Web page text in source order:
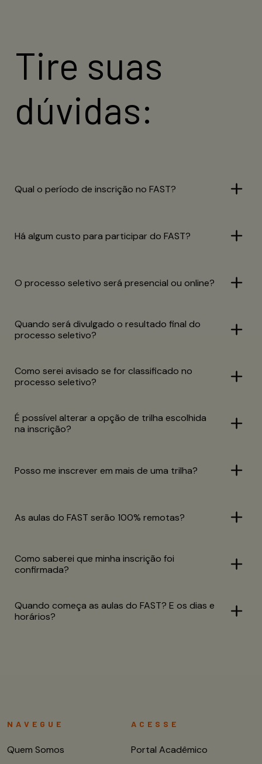
Tire suas
dúvidas:
Qual o período de inscrição no FAST?
Há algum custo para participar do FAST?
O processo seletivo será presencial ou online?
Quando será divulgado o resultado final do
processo seletivo?
Como serei avisado se for classificado no
processo seletivo?
É possível alterar a opção de trilha escolhida
na inscrição?
Posso me inscrever em mais de uma trilha?
As aulas do FAST serão 100% remotas?
Como saberei que minha inscrição foi
confirmada?
Quando começa as aulas do FAST? E os dias e
horários?
NAVEGUE
Quem Somos
ACESSE
Portal Acadêmico